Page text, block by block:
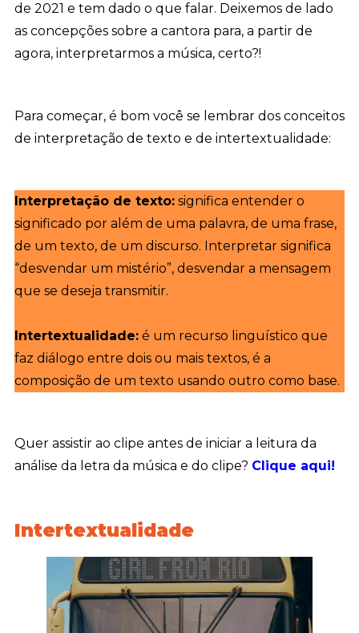
de 2021 e tem dado o que falar. Deixemos de lado
as concepções sobre a cantora para, a partir de
agora, interpretarmos a música, certo?!
Para começar, é bom você se lembrar dos conceitos
de interpretação de texto e de intertextualidade:
Interpretação de texto:significa entender o
significado por além de uma palavra, de uma frase,
de um texto, de um discurso. Interpretar significa
“desvendar um mistério”, desvendar a mensagem
que se deseja transmitir.
Intertextualidade:é um recurso linguístico que
faz diálogo entre dois ou mais textos, é a
composição de um texto usando outro como base.
Quer assistir ao clipe antes de iniciar a leitura da
análise da letra da música e do clipe? Clique aqui!
Intertextualidade